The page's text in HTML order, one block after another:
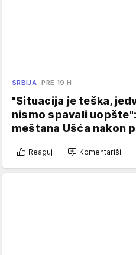
SRBIJA PRE 19 H
"Situacija je teška,
nismo spavali
meštana Ušća nakon
Reaguj Komentariši